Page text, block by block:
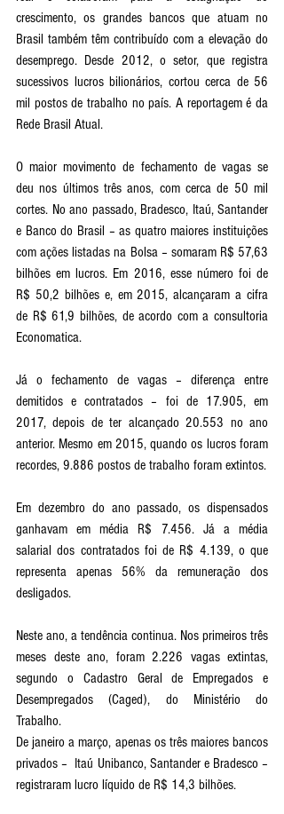
crescimento, os grandes bancos que atuam no
Brasil também têm contribuído com a elevação do
desemprego. Desde 2012, o setor, que registra
sucessivos lucros bilionários, cortou cerca de 56
mil postos de trabalho no país. A reportagem é da
Rede Brasil Atual.
O maior movimento de fechamento de vagas se
deu nos últimos três anos, com cerca de 50 mil
cortes. No ano passado, Bradesco, Itaú, Santander
e Banco do Brasil – as quatro maiores instituições
com ações listadas na Bolsa – somaram R$ 57,63
bilhões em lucros. Em 2016, esse número foi de
R$ 50,2 bilhões e, em 2015, alcançaram a cifra
de R$ 61,9 bilhões, de acordo com a consultoria
Economatica.
Já o fechamento de vagas – diferença entre
demitidos e contratados – foi de 17.905, em
2017, depois de ter alcançado 20.553 no ano
anterior. Mesmo em 2015, quando os lucros foram
recordes, 9.886 postos de trabalho foram extintos.
Em dezembro do ano passado, os dispensados
ganhavam em média R$ 7.456. Já a média
salarial dos contratados foi de R$ 4.139, o que
representa apenas 56% da remuneração dos
desligados.
Neste ano, a tendência continua. Nos primeiros três
meses deste ano, foram 2.226 vagas extintas,
segundo o Cadastro Geral de Empregados e
Desempregados (Caged), do Ministério do
Trabalho.
De janeiro a março, apenas os três maiores bancos
privados –  Itaú Unibanco, Santander e Bradesco –
registraram lucro líquido de R$ 14,3 bilhões.